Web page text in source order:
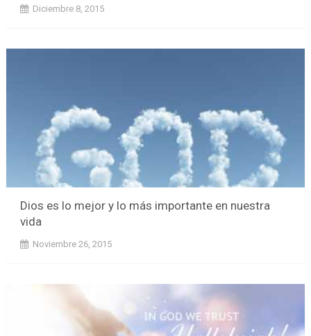
Diciembre 8, 2015
Dios es lo mejor y lo más importante en nuestra
vida
Noviembre 26, 2015